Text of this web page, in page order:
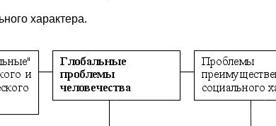
характера.